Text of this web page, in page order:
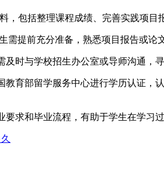
，包括整理课程成绩、完善实践项目
提前充分准备，熟悉项目报告或论
时与学校招生办公室或导师沟通，
育部留学服务中心进行学历认证
要求和毕业流程，有助于学生在学习